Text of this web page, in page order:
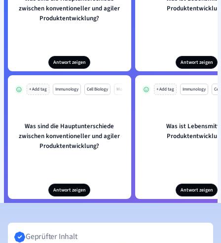
zwischen konventioneller und agiler
Produktentwicklung?
Antwort zeigen Antwort zeigen
+ Add tag Immunology Cell Biology Mo
Was sind die Hauptunterschiede
zwischen konventioneller und agiler
Produktentwicklung?
Antwort zeigen
+ Add tag Immunology
Was ist
Antwort zeigen
Geprüfter Inhalt